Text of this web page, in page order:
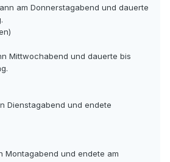
am Donnerstagabend und dauerte
Mittwochabend und dauerte bis
Dienstagabend und endete
Montagabend und endete am